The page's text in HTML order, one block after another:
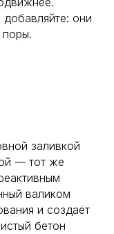
добавляйте: они
заливкой
— тот же
валиком
и создаёт
бетон